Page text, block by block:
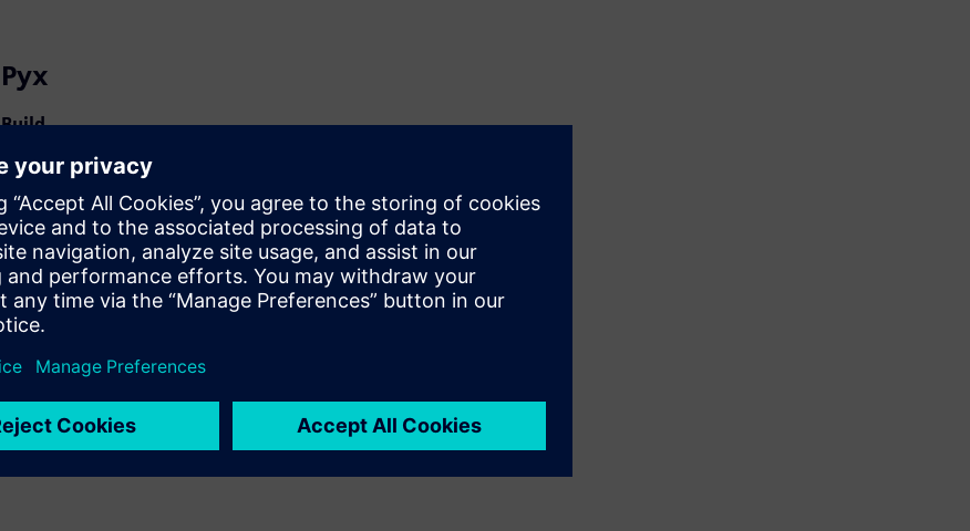
Рух
Build
Розширює або будує продукт/рішення Siemens
Xcelerator шляхом створення нового продукту, або
створює нове рішення для клієнта завдяки інтеграції
продукту Siemens Xcelerator і власного продукту
Sell
Перепродаж або спільний продаж програмного
забезпечення та цифрового обладнання на Siemens
Xcelerator